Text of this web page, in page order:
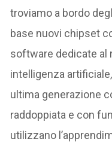
troviamo a bordo
base nuovi chipset
software dedicate al
intelligenza
ultima generazione
raddoppiata e con
utilizzano